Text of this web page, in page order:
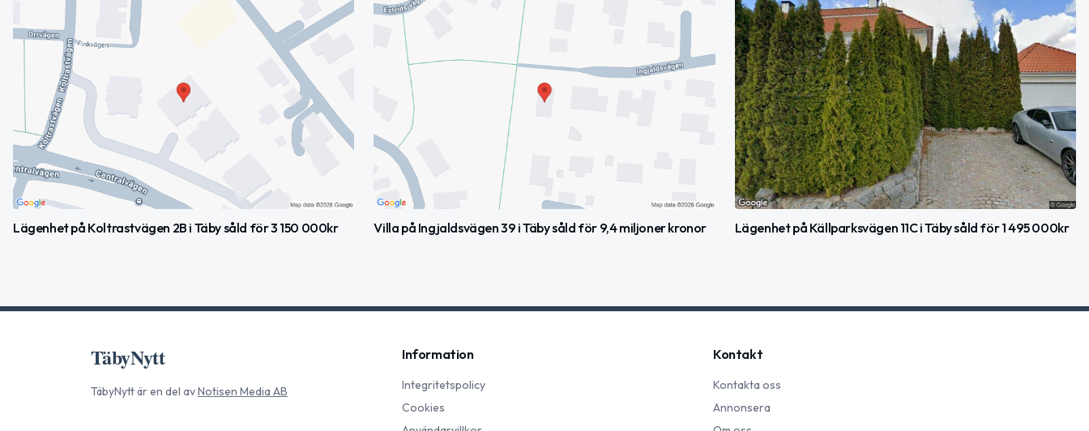
Lägenhet på Koltrastvägen 2B i Täby såld för 3 150 000kr Villa på Ingjaldsvägen 39 i Täby såld för 9,4 miljoner kronor Lägenhet på Källparksvägen 11C i Täby såld för 1 495 000kr
TäbyNytt
TäbyNyttär en del avNotisen Media AB
Information
Integritetspolicy
Cookies
Kontakt
Kontakta oss
Annonsera